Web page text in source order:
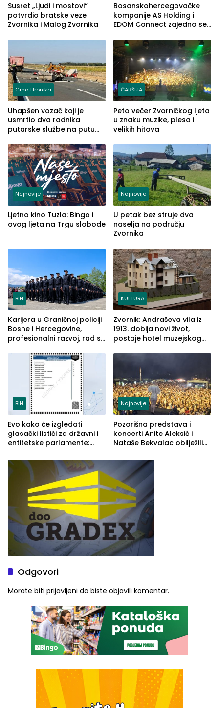
Susret „Ljudi i mostovi“
potvrdio bratske veze
Zvornika i Malog Zvornika
Bosanskohercegovačke
kompanije AS Holding i
EDOM Connect zajedno se
Crna Hronika
Uhapšen vozač koji je
usmrtio dva radnika
putarske službe na putu
(FOTO)
ČARŠIJA
Peto večer Zvorničkog ljeta
u znaku muzike, plesa i
velikih hitova
Najnovije
Ljetno kino Tuzla: Bingo i
ovog ljeta na Trgu slobode
Najnovije
U petak bez struje dva
naselja na području
Zvornika
BiH
Karijera u Graničnoj policiji
Bosne i Hercegovine,
profesionalni razvoj, rad sa
služba građanima
KULTURA
Zvornik: Andraševa vila iz
1913. dobija novi život,
postaje hotel muzejskog
BiH
Evo kako će izgledati
glasački listići za državni i
entitetske parlamente:
vidljive na njima
Najnovije
Pozorišna predstava i
koncerti Anite Aleksić i
Nataše Bekvalac obilježili
ljeta (FOTO)
Odgovori
Morate biti prijavljeni da biste objavili komentar.